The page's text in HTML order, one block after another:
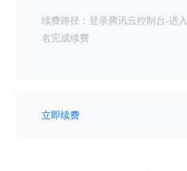
续费路径：登录腾讯云控制台-进
名完成续费
立即续费